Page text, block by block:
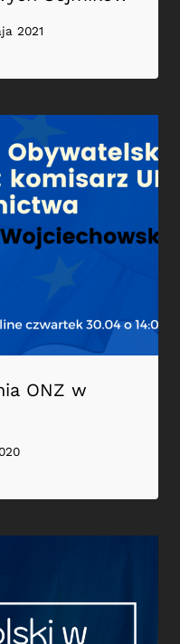
2021
ONZ w